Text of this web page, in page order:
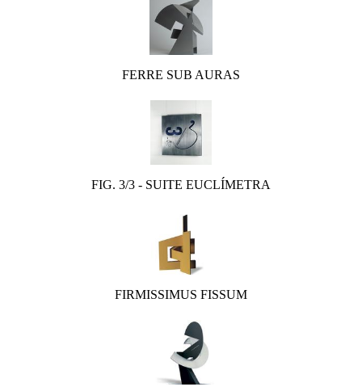
FERRE SUB AURAS
FIG. 3/3 - SUITE EUCLÍMETRA
FIRMISSIMUS FISSUM